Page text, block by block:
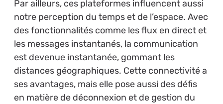
Par ailleurs, ces plateformes influencent aussi
notre perception du temps et de l’espace. Avec
des fonctionnalités comme les flux en direct et
les messages instantanés, la communication
est devenue instantanée, gommant les
distances géographiques. Cette connectivité a
ses avantages, mais elle pose aussi des défis
en matière de déconnexion et de gestion du